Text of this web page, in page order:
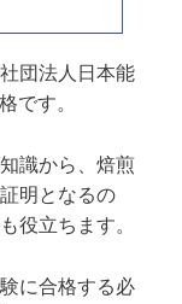
団法人日本能
です。
識から、焙煎
明となるの
役立ちます。
に合格する必